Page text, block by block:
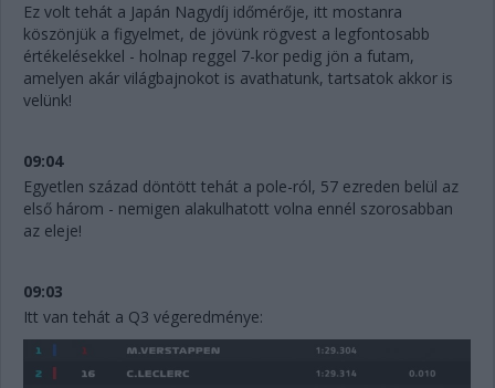
Ez volt tehát a Japán Nagydíj időmérője, itt mostanra
köszönjük a figyelmet, de jövünk rögvest a legfontosabb
értékelésekkel - holnap reggel 7-kor pedig jön a futam,
amelyen akár világbajnokot is avathatunk, tartsatok akkor is
velünk!
09:04
Egyetlen század döntött tehát a pole-ról, 57 ezreden belül az
első három - nemigen alakulhatott volna ennél szorosabban
az eleje!
09:03
Itt van tehát a Q3 végeredménye: